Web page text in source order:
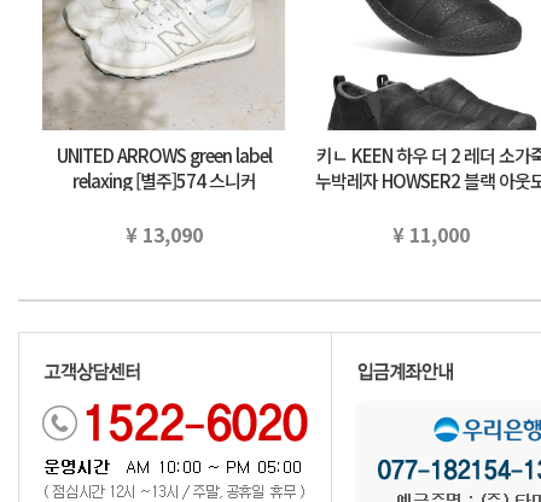
UNITED ARROWS green label
relaxing [별주]574 스니커
구리…
¥ 13,090
키ㄴ KEEN 하우 더 2 레더 소가
누박레자 HOWSER2 블랙 아웃
¥ 11,000